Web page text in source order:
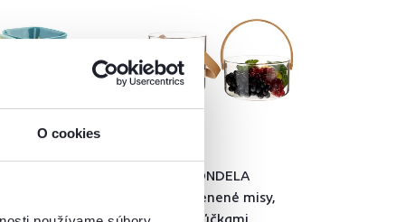
O cookies
TEMPO-KONDELA
RANAK, sklenené misy,
set 2 ks, s rúčkami,